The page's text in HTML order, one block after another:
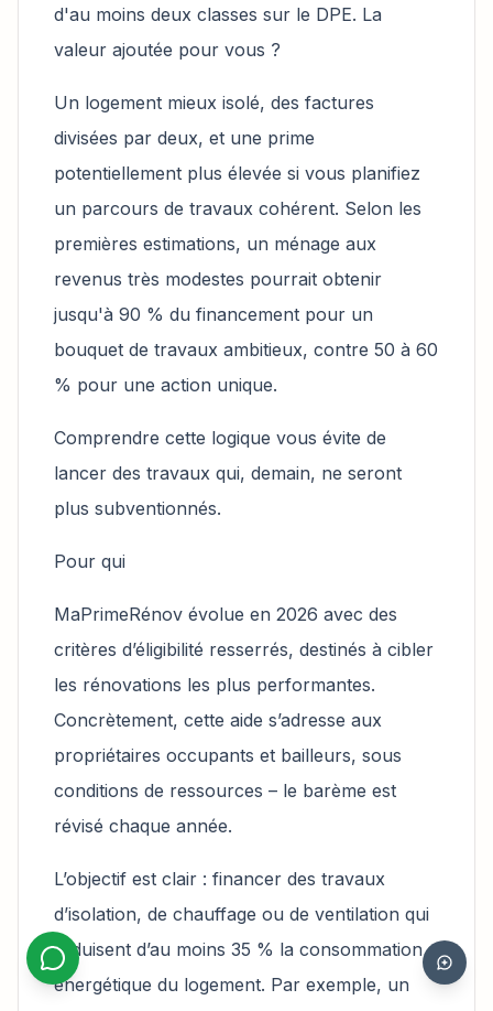
d'au moins deux classes sur le DPE. La
valeur ajoutée pour vous ?
Un logement mieux isolé, des factures
divisées par deux, et une prime
potentiellement plus élevée si vous planifiez
un parcours de travaux cohérent. Selon les
premières estimations, un ménage aux
revenus très modestes pourrait obtenir
jusqu'à 90 % du financement pour un
bouquet de travaux ambitieux, contre 50 à 60
% pour une action unique.
Comprendre cette logique vous évite de
lancer des travaux qui, demain, ne seront
plus subventionnés.
Pour qui
MaPrimeRénov évolue en 2026 avec des
critères d’éligibilité resserrés, destinés à cibler
les rénovations les plus performantes.
Concrètement, cette aide s’adresse aux
propriétaires occupants et bailleurs, sous
conditions de ressources – le barème est
révisé chaque année.
L’objectif est clair : financer des travaux
d’isolation, de chauffage ou de ventilation qui
réduisent d’au moins 35 % la consommation
énergétique du logement. Par exemple, un